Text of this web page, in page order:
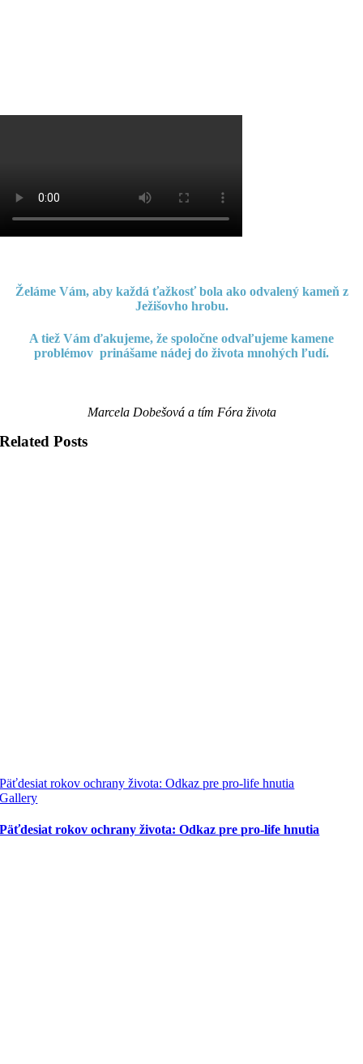
Želáme Vám, aby každá ťažkosť bola ako odvalený kameň z
Ježišovho hrobu.
A tiež Vám ďakujeme, že spoločne odvaľujeme kamene
problémov prinášame nádej do života mnohých ľudí.
Marcela Dobešová a tím Fóra života
Related Posts
Päťdesiat rokov ochrany života: Odkaz pre pro-life hnutia
Gallery
Päťdesiat rokov ochrany života: Odkaz pre pro-life hnutia